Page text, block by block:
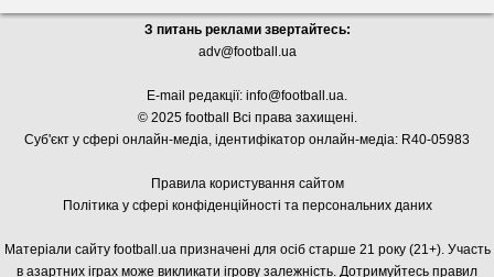
З питань реклами звертайтесь:
adv@football.ua
E-mail редакції: info@football.ua.
© 2025 football Всі права захищені.
Суб'єкт у сфері онлайн-медіа, ідентифікатор онлайн-медіа: R40-05983
Правила користування сайтом
Політика у сфері конфіденційності та персональних даних
Матеріали сайту football.ua призначені для осіб старше 21 року (21+). Участь
в азартних іграх може викликати ігрову залежність. Дотримуйтесь правил